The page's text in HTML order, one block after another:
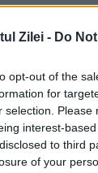
Zilei - Do
opt-out of the
for
selection.
interest-
to third
of your
țară
sunt
17 IUNIE
O
situat